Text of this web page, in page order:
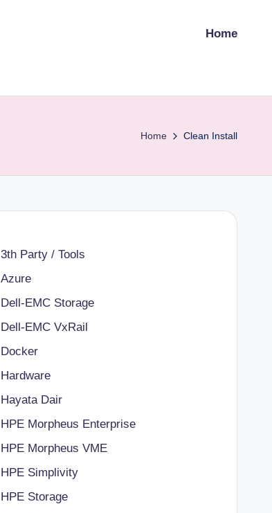
Home
Home Clean Install
3th Party / Tools
Azure
Dell-EMC Storage
Dell-EMC VxRail
Docker
Hardware
Hayata Dair
HPE Morpheus Enterprise
HPE Morpheus VME
HPE Simplivity
HPE Storage